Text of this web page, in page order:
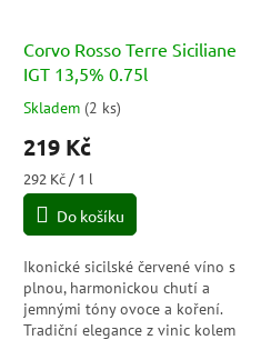
Corvo Rosso Terre Siciliane
IGT 13,5% 0.75l
Průměrné
produktu
je
3,0
5
hvězdiček.
Skladem (2 ks)
219 Kč
Měrná
cena:
292 Kč / 1 l
Do košíku
Ikonické sicilské červené víno s
plnou, harmonickou chutí a
jemnými tóny ovoce a koření.
Tradiční elegance z vinic kolem